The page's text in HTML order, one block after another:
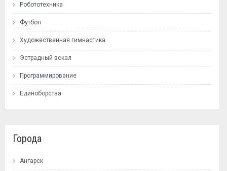
Робототехника
Футбол
Художественная гимнастика
Эстрадный вокал
Программирование
Единоборства
Города
Ангарск